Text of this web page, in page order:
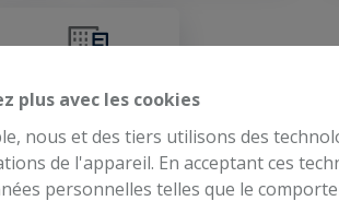
plus avec les cookies
nous et des tiers utilisons des
de l'appareil. En acceptant ces
personnelles telles que le
Atelier / Entrepôt